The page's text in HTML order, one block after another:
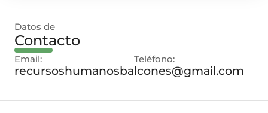
Datos de
Contacto
Email:
recursoshumanosbalcones@gmail.com
Teléfono: